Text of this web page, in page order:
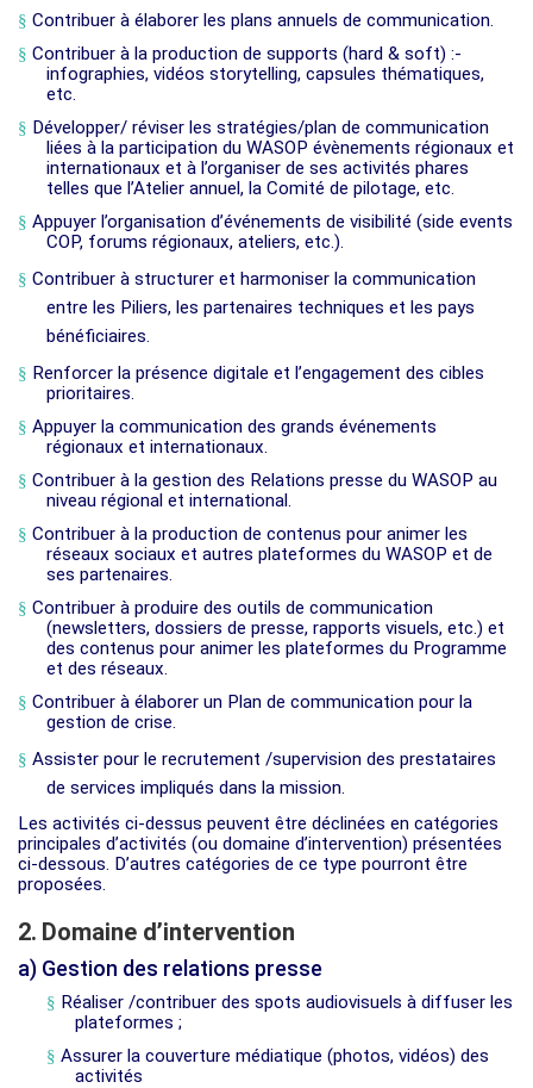
§ Contribuer à élaborer les plans annuels de communication.
§ Contribuer à la production de supports (hard & soft) :-
infographies, vidéos storytelling, capsules thématiques,
etc.
§ Développer/ réviser les stratégies/plan de communication
liées à la participation du WASOP évènements régionaux et
internationaux et à l’organiser de ses activités phares
telles que l’Atelier annuel, la Comité de pilotage, etc.
§ Appuyer l’organisation d’événements de visibilité (side events
COP, forums régionaux, ateliers, etc.).
§ Contribuer à structurer et harmoniser la communication
entre les Piliers, les partenaires techniques et les pays
bénéficiaires.
§ Renforcer la présence digitale et l’engagement des cibles
prioritaires.
§ Appuyer la communication des grands événements
régionaux et internationaux.
§ Contribuer à la gestion des Relations presse du WASOP au
niveau régional et international.
§ Contribuer à la production de contenus pour animer les
réseaux sociaux et autres plateformes du WASOP et de
ses partenaires.
§ Contribuer à produire des outils de communication
(newsletters, dossiers de presse, rapports visuels, etc.) et
des contenus pour animer les plateformes du Programme
et des réseaux.
§ Contribuer à élaborer un Plan de communication pour la
gestion de crise.
§ Assister pour le recrutement /supervision des prestataires
de services impliqués dans la mission.
Les activités ci-dessus peuvent être déclinées en catégories
principales d’activités (ou domaine d’intervention) présentées
ci-dessous. D’autres catégories de ce type pourront être
proposées.
2. Domaine d’intervention
a) Gestion des relations presse
§ Réaliser /contribuer des spots audiovisuels à diffuser les
plateformes ;
§ Assurer la couverture médiatique (photos, vidéos) des
activités